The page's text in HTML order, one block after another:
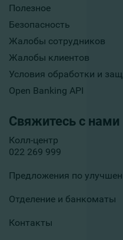
Полезное
Безопасность
Жалобы сотрудников
Жалобы клиентов
Условия обработки и
Open Banking API
Свяжитесь с нами
Колл-центр
022 269 999
Предложения по
Отделение и банкоматы
Контакты